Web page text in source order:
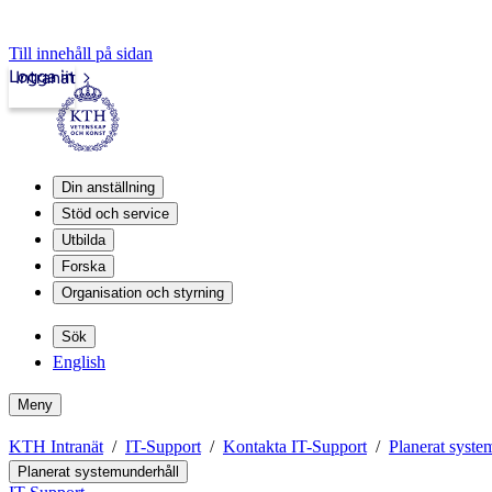
Till innehåll på sidan
Intranät
Logga in
Din anställning
Stöd och service
Utbilda
Forska
Organisation och styrning
Sök
English
Meny
KTH Intranät IT-Support Kontakta IT-Support Planerat
Planerat systemunderhåll